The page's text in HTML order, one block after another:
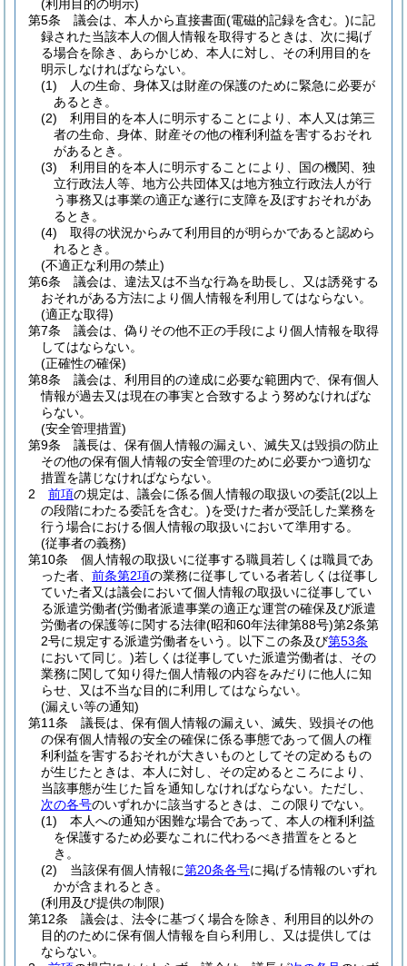
(利用目的の明示)
第5条
議会は、本人から直接書面(電磁的記録を含む。)に記
録された当該本人の個人情報を取得するときは、次に掲げ
る場合を除き、あらかじめ、本人に対し、その利用目的を
明示しなければならない。
(1)
人の生命、身体又は財産の保護のために緊急に必要が
あるとき。
(2)
利用目的を本人に明示することにより、本人又は第三
者の生命、身体、財産その他の権利利益を害するおそれ
があるとき。
(3)
利用目的を本人に明示することにより、国の機関、独
立行政法人等、地方公共団体又は地方独立行政法人が行
う事務又は事業の適正な遂行に支障を及ぼすおそれがあ
るとき。
(4)
取得の状況からみて利用目的が明らかであると認めら
れるとき。
(不適正な利用の禁止)
第6条
議会は、違法又は不当な行為を助長し、又は誘発する
おそれがある方法により個人情報を利用してはならない。
(適正な取得)
第7条
議会は、偽りその他不正の手段により個人情報を取得
してはならない。
(正確性の確保)
第8条
議会は、利用目的の達成に必要な範囲内で、保有個人
情報が過去又は現在の事実と合致するよう努めなければな
らない。
(安全管理措置)
第9条
議長は、保有個人情報の漏えい、滅失又は毀損の防止
その他の保有個人情報の安全管理のために必要かつ適切な
措置を講じなければならない。
2
前項の規定は、議会に係る個人情報の取扱いの委託(2以上
の段階にわたる委託を含む。)を受けた者が受託した業務を
行う場合における個人情報の取扱いにおいて準用する。
(従事者の義務)
第10条
個人情報の取扱いに従事する職員若しくは職員であ
った者、 前条第2項の業務に従事している者若しくは従事し
ていた者又は議会において個人情報の取扱いに従事してい
る派遣労働者(労働者派遣事業の適正な運営の確保及び派遣
労働者の保護等に関する法律(昭和60年法律第88号)第2条第
2号に規定する派遣労働者をいう。以下この条及び第53条
において同じ。)若しくは従事していた派遣労働者は、その
業務に関して知り得た個人情報の内容をみだりに他人に知
らせ、又は不当な目的に利用してはならない。
(漏えい等の通知)
第11条
議長は、保有個人情報の漏えい、滅失、毀損その他
の保有個人情報の安全の確保に係る事態であって個人の権
利利益を害するおそれが大きいものとしてその定めるもの
が生じたときは、本人に対し、その定めるところにより、
当該事態が生じた旨を通知しなければならない。 ただし、
次の各号のいずれかに該当するときは、この限りでない。
(1)
本人への通知が困難な場合であって、本人の権利利益
を保護するため必要なこれに代わるべき措置をとると
き。
(2)
当該保有個人情報に第20条各号に掲げる情報のいずれ
かが含まれるとき。
(利用及び提供の制限)
第12条
議会は、法令に基づく場合を除き、利用目的以外の
目的のために保有個人情報を自ら利用し、又は提供しては
ならない。